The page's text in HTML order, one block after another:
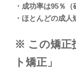
・成功率は95％（
・ほとんどの成人
※ この矯正
ト矯正」